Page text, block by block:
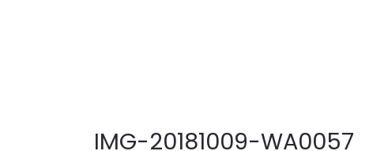
IMG-20181009-WA0057